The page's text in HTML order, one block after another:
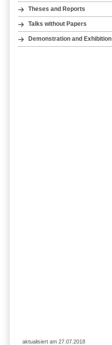
Theses and Reports
Talks without Papers
Demonstration and Exhibition
aktualisiert am 27.07.2018